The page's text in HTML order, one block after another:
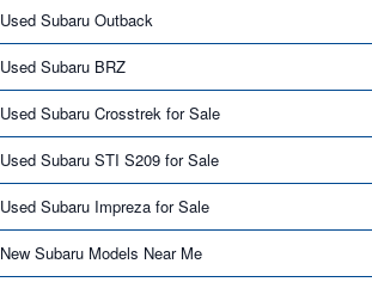
Used Subaru Outback
Used Subaru BRZ
Used Subaru Crosstrek for Sale
Used Subaru STI S209 for Sale
Used Subaru Impreza for Sale
New Subaru Models Near Me